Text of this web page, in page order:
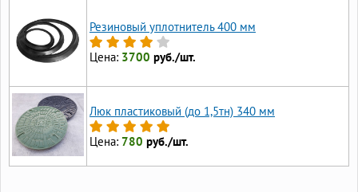
Резиновый уплотнитель 400 мм
Цена: 3700 руб./шт.
Люк пластиковый (до 1,5тн) 340 мм
Цена: 780 руб./шт.